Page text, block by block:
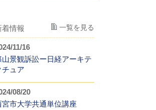
着情報 一覧を見る
11/16
山景観訴訟ー日経アーキテ
チュア
08/20
宮市大学共通単位講座